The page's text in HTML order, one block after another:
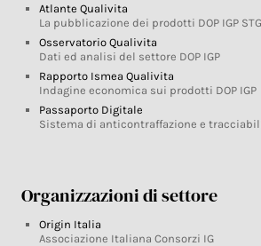
Atlante Qualivita
La pubblicazione dei prodotti DOP IGP STG
Osservatorio Qualivita
Dati ed analisi del settore DOP IGP
Rapporto Ismea Qualivita
Indagine economica sui prodotti DOP IGP
Passaporto Digitale
Sistema di anticontraffazione e
Organizzazioni di settore
Origin Italia
Associazione Italiana Consorzi IG